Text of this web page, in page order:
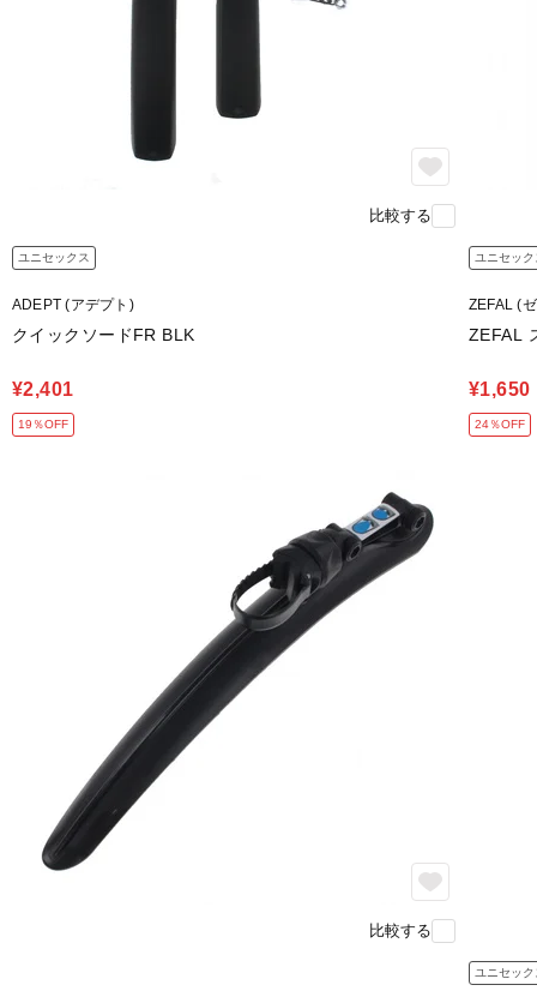
比較する
ユニセックス
ADEPT (アデプト)
クイックソードFR BLK
¥2,401
19％OFF
ユニセック
ZEFAL (
ZEFAL
¥1,650
24％OFF
比較する
ユニセック